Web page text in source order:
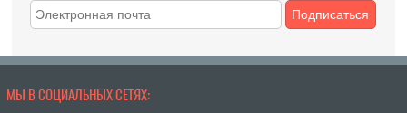
Подписаться
МЫ В СОЦИАЛЬНЫХ СЕТЯХ: